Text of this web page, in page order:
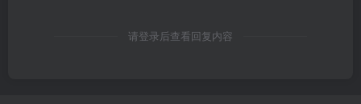
请登录后查看回复内容